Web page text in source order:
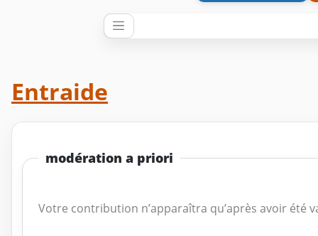
Entraide
modération a priori
Votre contribution n’apparaîtra qu’après avoir été